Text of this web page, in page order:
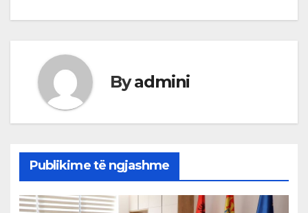
Byadmini
Publikime të ngjashme